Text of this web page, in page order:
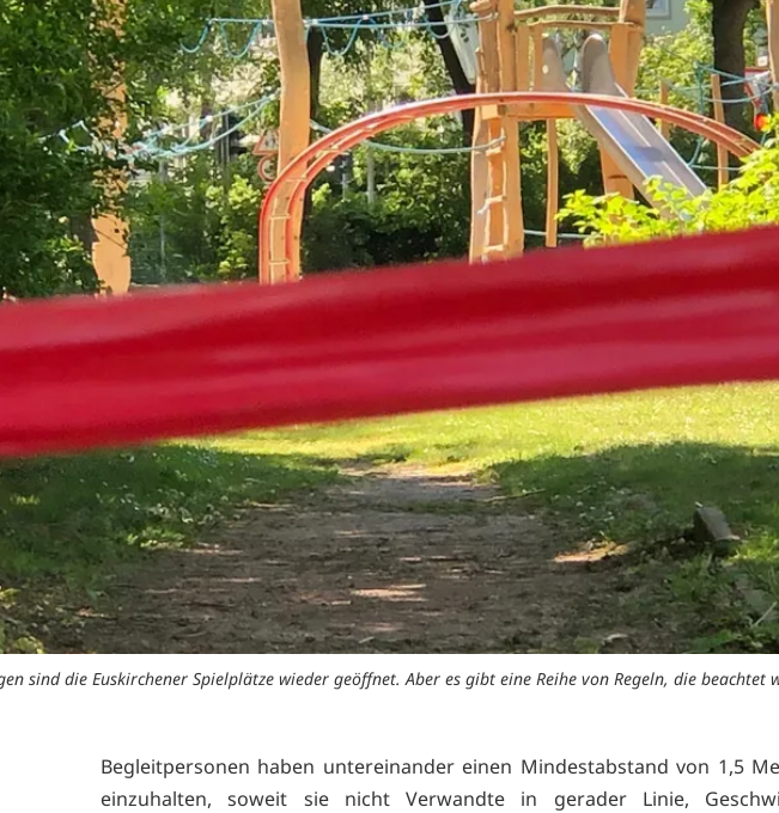
sind die Euskirchener Spielplätze wieder geöffnet. Aber es gibt eine Reihe von Regeln, die beachtet
Begleitpersonen haben untereinander einen Mindestabstand von 1,5
einzuhalten, soweit sie nicht Verwandte in gerader Linie,